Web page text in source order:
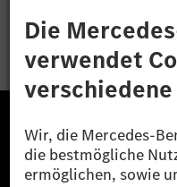
Die Mercedes-